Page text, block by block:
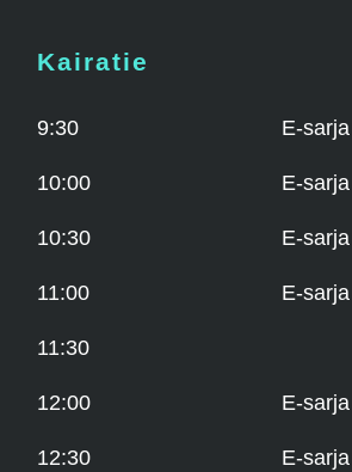
Kairatie
9:30 E-sarja
10:00 E-sarja
10:30 E-sarja
11:00 E-sarja
11:30
12:00 E-sarja
12:30 E-sarja